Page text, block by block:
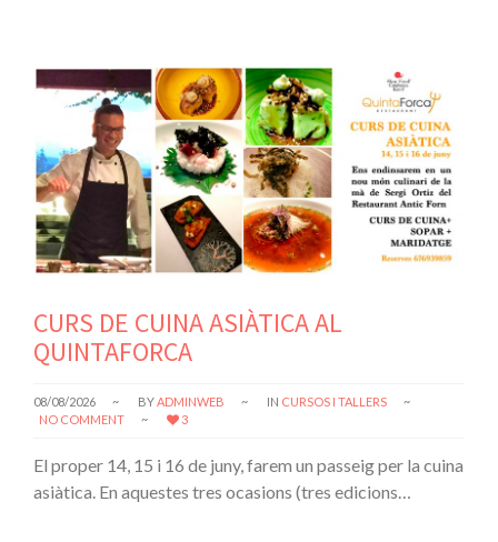
CURS DE CUINA ASIÀTICA AL
QUINTAFORCA
08/08/2026 BYADMINWEB IN CURSOS I TALLERS
NO COMMENT
3
El proper 14, 15 i 16 de juny, farem un passeig per la cuina
asiàtica. En aquestes tres ocasions (tres edicions…